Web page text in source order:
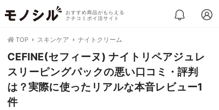
おすすめ商品がもらえる
クチコミポイ活サイト
TOP スキンケア ナイトクリーム
CEFINE(セフィーヌ) ナイトリペアジュレ
スリーピングパックの悪い口コミ・評判
は？実際に使ったリアルな本音レビュー1
件